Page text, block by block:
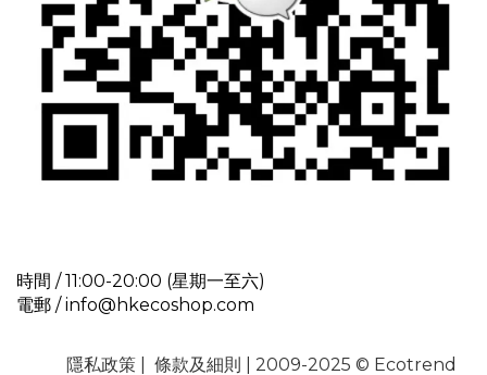
時間 / 11:00-20:00 (星期一至六)
電郵 / info@hkecoshop.com
隱私政策| 條款及細則 | 2009-2025 © Ecotrend